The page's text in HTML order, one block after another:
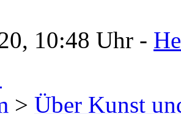
10:48 Uhr -
> Über Kunst